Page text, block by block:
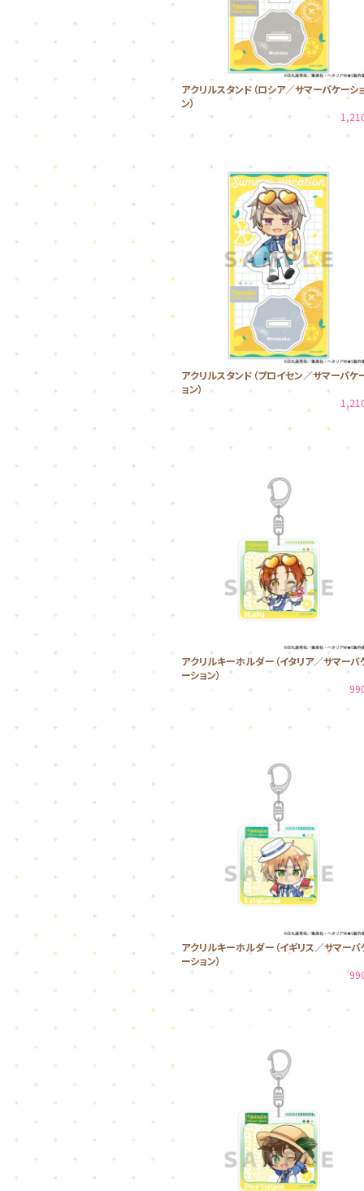
アクリルスタンド（ロシア／サマーバケーシ
ン）
アクリルスタンド（プロイセン／サマーバケ
ョン）
アクリルキーホルダー（イタリア／サマーバ
ーション）
アクリルキーホルダー（イギリス／サマーバ
ーション）